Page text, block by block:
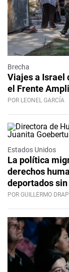
Brecha
Viajes a Israel
el Frente
POR LEONEL GARCÍA
Estados Unidos
La política
derechos
deportados
POR GUILLERMO